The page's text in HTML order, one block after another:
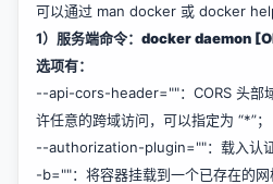
可以通过 man docker 或 docker
1）服务端命令： docker daemon
选项有：
--api-cors-header=""：CORS 头部
许任意的跨域访问，可以指定为 “*”；
--authorization-plugin=""：载入认
-b=""：将容器挂载到一个已存在的